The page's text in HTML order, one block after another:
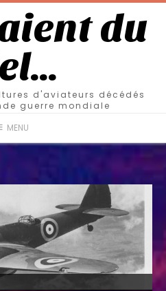
du
d'aviateurs décédés
guerre mondiale
MENU